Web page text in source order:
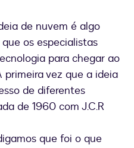
de nuvem é algo
os especialistas
para chegar ao
vez que a ideia
de diferentes
de 1960 com J.C.R
que foi o que